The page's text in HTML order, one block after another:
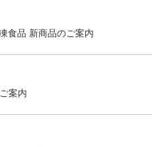
食品 新商品のご案内
案内